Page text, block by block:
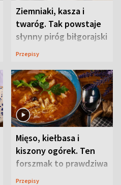
Ziemniaki, kasza i
twaróg. Tak powstaje
słynny piróg biłgorajski
Przepisy
Mięso, kiełbasa i
kiszony ogórek. Ten
forszmak to prawdziwa
uczta
Przepisy